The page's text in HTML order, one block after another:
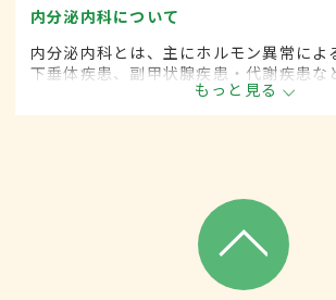
内分泌内科について
内分泌内科とは、主にホルモン異常によ
下垂体疾患、副甲状腺疾患・代謝疾患な
泌器に関係する疾患を専門的に取り扱う
す。
もっと見る